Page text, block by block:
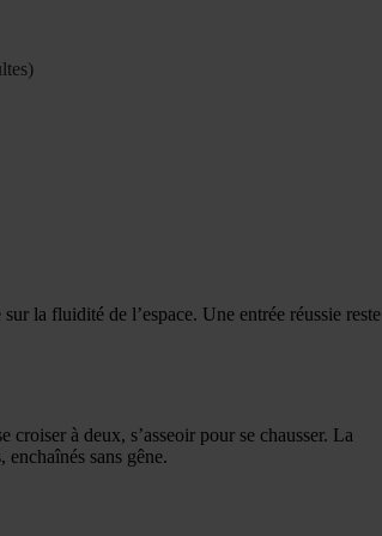
la fluidité de l’espace. Une entrée réussie reste
à deux, s’asseoir pour se chausser. La
sans gêne.